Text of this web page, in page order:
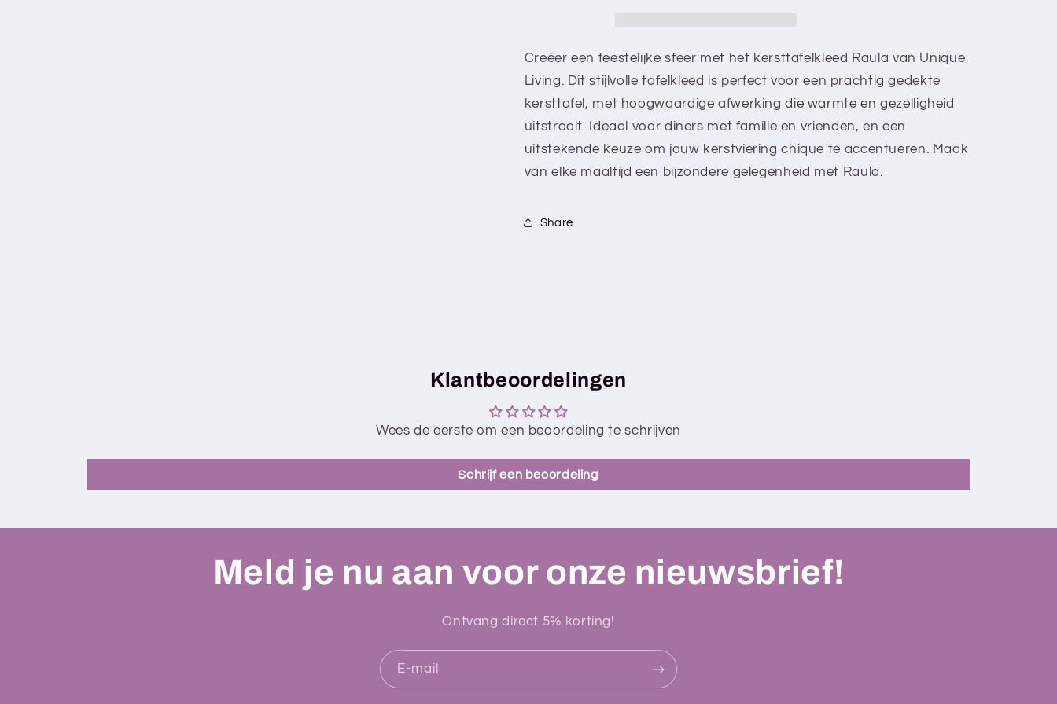
Creëer een feestelijke sfeer met het kersttafelkleed Raula van Unique
Living. Dit stijlvolle tafelkleed is perfect voor een prachtig gedekte
kersttafel, met hoogwaardige afwerking die warmte en gezelligheid
uitstraalt. Ideaal voor diners met familie en vrienden, en een
uitstekende keuze om jouw kerstviering chique te accentueren. Maak
van elke maaltijd een bijzondere gelegenheid met Raula.
Share
Klantbeoordelingen
Wees de eerste om een beoordeling te schrijven
Schrijf een beoordeling
Meld je nu aan voor onze nieuwsbrief!
Ontvang direct 5% korting!
E‑mail